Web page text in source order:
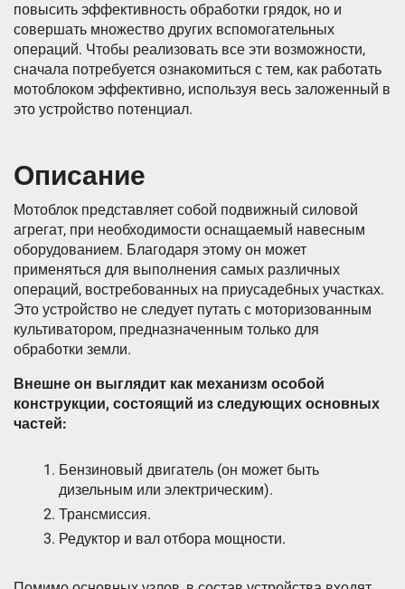
повысить эффективность обработки грядок, но и
совершать множество других вспомогательных
операций. Чтобы реализовать все эти возможности,
сначала потребуется ознакомиться с тем, как работать
мотоблоком эффективно, используя весь заложенный в
это устройство потенциал.
Описание
Мотоблок представляет собой подвижный силовой
агрегат, при необходимости оснащаемый навесным
оборудованием. Благодаря этому он может
применяться для выполнения самых различных
операций, востребованных на приусадебных участках.
Это устройство не следует путать с моторизованным
культиватором, предназначенным только для
обработки земли.
Внешне он выглядит как механизм особой
конструкции, состоящий из следующих основных
частей:
Бензиновый двигатель (он может быть
дизельным или электрическим).
Трансмиссия.
Редуктор и вал отбора мощности.